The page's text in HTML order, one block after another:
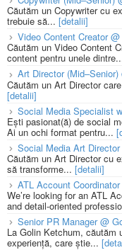
Căutăm un Copywriter cu
trebuie să... [detalii]
Video Content Creator
Căutăm un Video Content
content pentru unele
Art Director
Căutăm un Art Director
[detalii]
Social Media Specialist
Ești pasionat(ă) de social
Ai un ochi format pentru...
Social Media Art
Căutăm un Art Director cu
să transforme... [detalii]
ATL Account
We’re looking for an ATL
and detail-oriented
Senior PR Manager @
La Golin Ketchum, căutăm
experiență, care știe...